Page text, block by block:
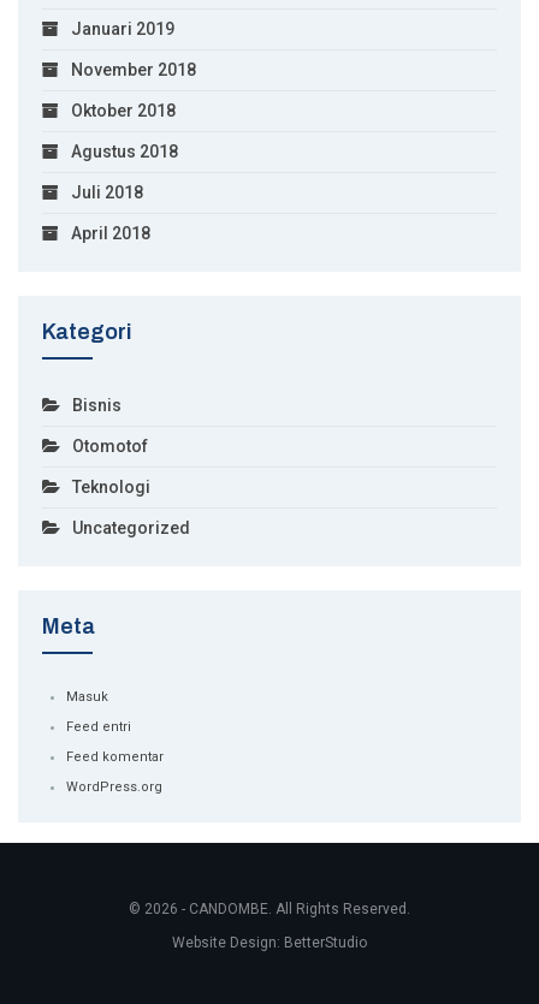
Januari 2019
November 2018
Oktober 2018
Agustus 2018
Juli 2018
April 2018
Kategori
Bisnis
Otomotof
Teknologi
Uncategorized
Meta
Masuk
Feed entri
Feed komentar
WordPress.org
© 2026 - CANDOMBE. All Rights Reserved.
Website Design: BetterStudio